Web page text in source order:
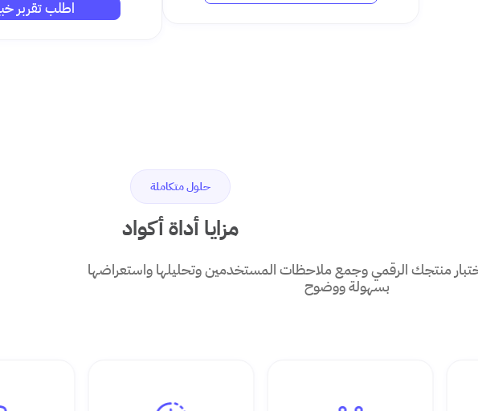
اطلب تقربر
حلول متكاملة
مزايا أداة أكواد
منتجك الرقمي وجمع ملاحظات المستخدمين وتحليلها واستعراضها
بسهولة ووضوح